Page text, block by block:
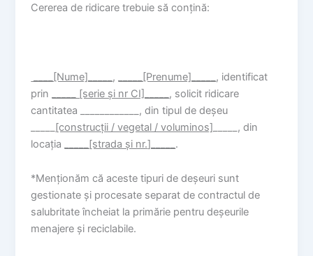
Cererea de ridicare trebuie să conțină:
____[Nume]_____ , _____[Prenume]_____ , identificat
prin
_____ [serie și nr CI]_____ , solicit ridicare
cantitatea ____________, din tipul de deșeu
[construcții / vegetal / voluminos] _____, din
locația
_____[strada și nr.]_____ .
*Menționăm că aceste tipuri de deșeuri sunt
gestionate și procesate separat de contractul de
salubritate încheiat la primărie pentru deșeurile
menajere și reciclabile.